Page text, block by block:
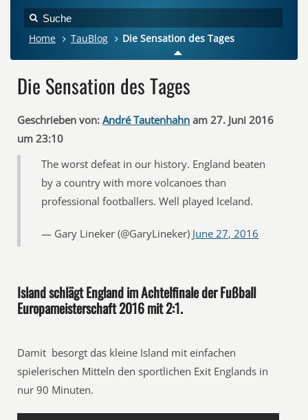
Home TauBlog Die Sensation des Tages
Die Sensation des Tages
Geschrieben von: André Tautenhahn am 27. Juni 2016
um 23:10
The worst defeat in our history. England beaten
by a country with more volcanoes than
professional footballers. Well played Iceland.
— Gary Lineker (@GaryLineker) June 27, 2016
Island schlägt England im Achtelfinale der Fußball
Europameisterschaft 2016 mit 2:1.
Damit ‬ besorgt das kleine Island mit einfachen
spielerischen Mitteln den sportlichen Exit Englands in
nur 90 Minuten.